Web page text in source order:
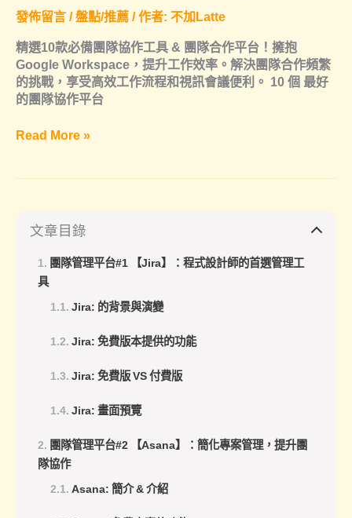
發佈留言/盤點/推薦/ 作者: 不加Latte
精選10款必備團隊協作工具 & 團隊合作平台！擁抱
Google Workspace，提升工作效率。解決團隊合作頻繁
的挑戰，享受高效工作流程和視訊會議便利。 10 個 最好
的團隊協作平台
TOP
團
台！
Read More »
文章目錄
團隊管理平台#1 【Jira】：程式設計師的首選管理工
具
Jira: 的背景與演變
Jira: 免費版本提供的功能
Jira: 免費版 VS 付費版
Jira: 畫面預覽
團隊管理平台#2 【Asana】：簡化專案管理，提升團
隊協作
Asana: 簡介 & 介紹